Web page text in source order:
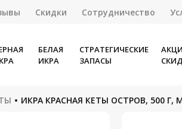
Скидки Сотрудничество
БЕЛАЯ
ИКРА
СТРАТЕГИЧЕСКИЕ
ЗАПАСЫ
ИКРА КРАСНАЯ КЕТЫ ОСТРОВ, 500